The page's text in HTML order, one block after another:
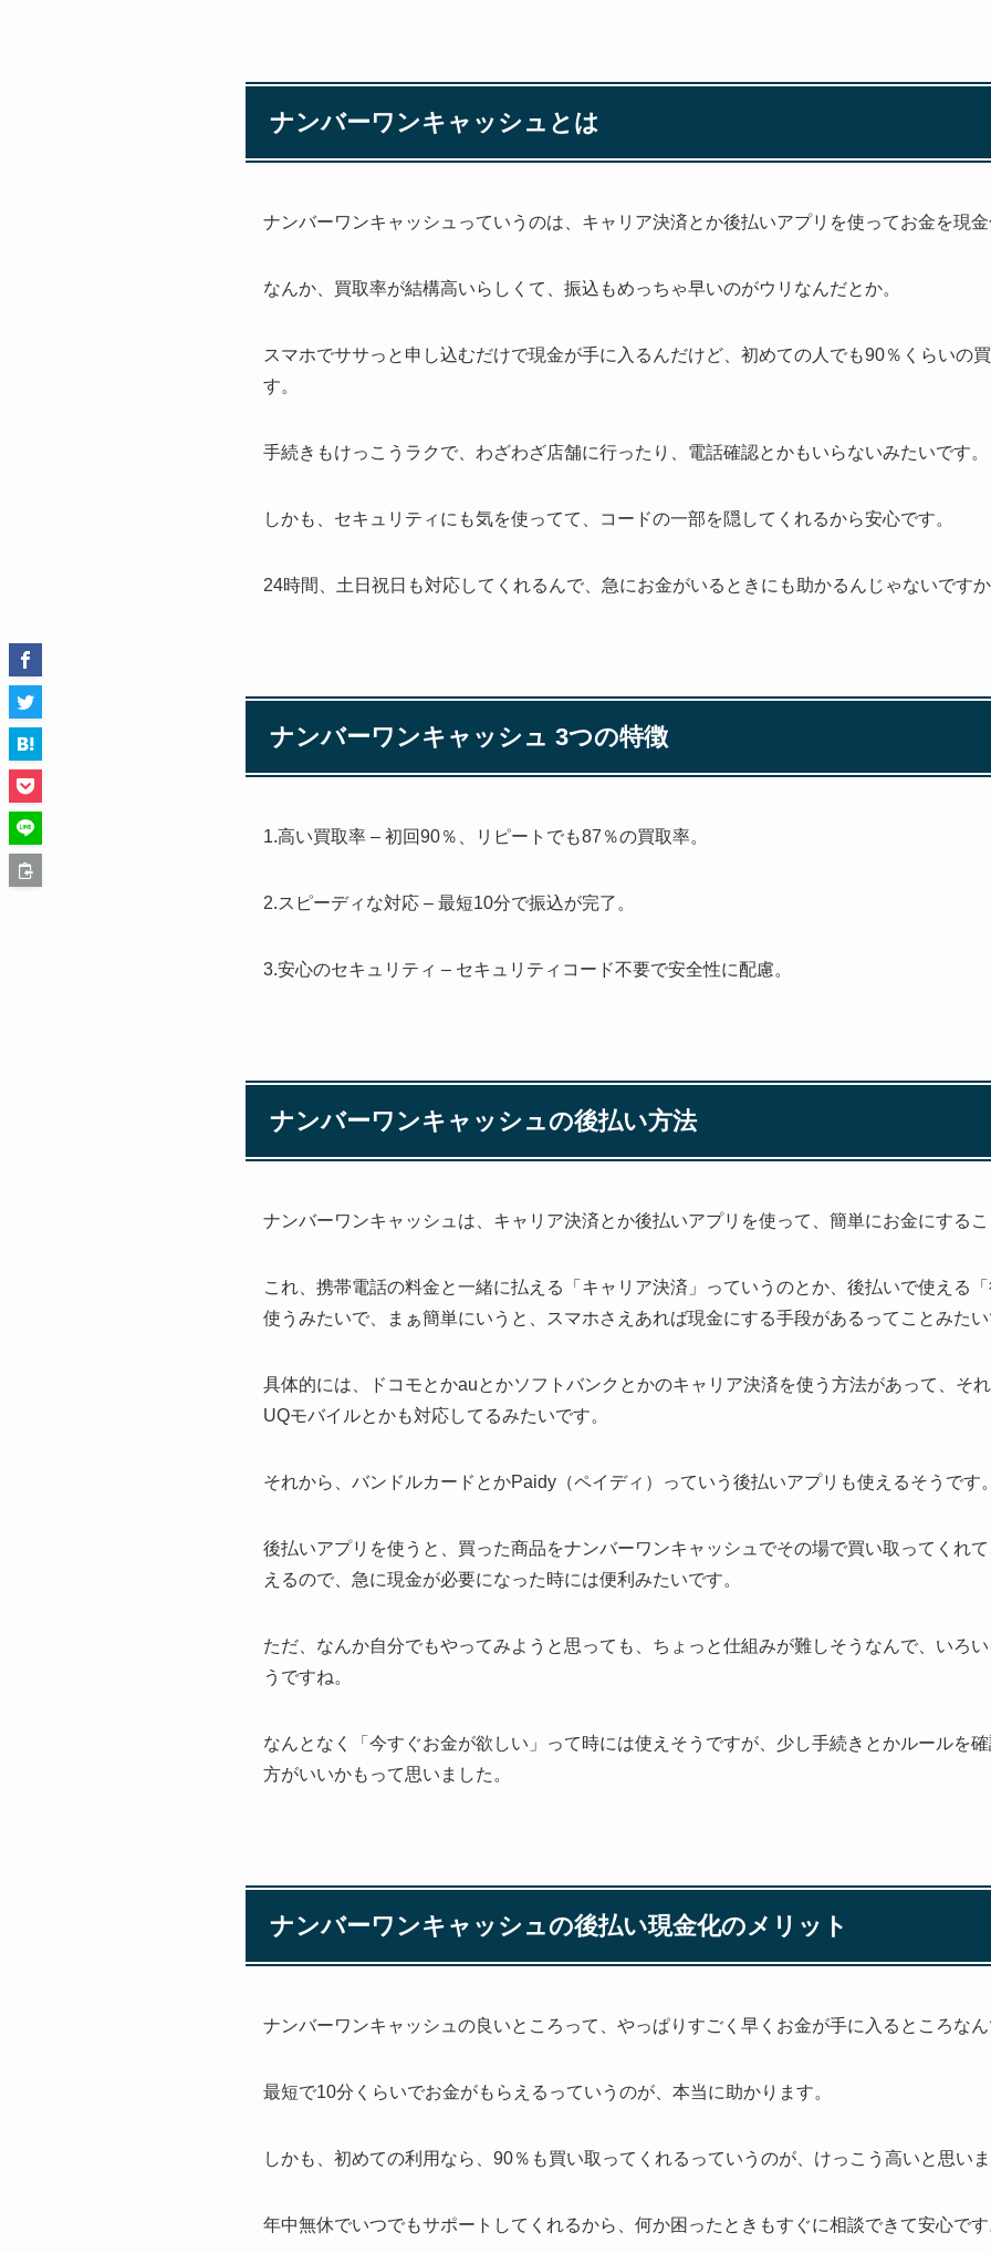
ナンバーワンキャッシュとは
ナンバーワンキャッシュっていうのは、キャリア決済とか後払いアプリを使ってお金を現金
なんか、買取率が結構高いらしくて、振込もめっちゃ早いのがウリなんだとか。
スマホでササっと申し込むだけで現金が手に入るんだけど、初めての人でも90％くらいの
す。
手続きもけっこうラクで、わざわざ店舗に行ったり、電話確認とかもいらないみたいです。
しかも、セキュリティにも気を使ってて、コードの一部を隠してくれるから安心です。
24時間、土日祝日も対応してくれるんで、急にお金がいるときにも助かるんじゃないですか
ナンバーワンキャッシュ 3つの特徴
1.高い買取率 – 初回90％、リピートでも87％の買取率。
2.スピーディな対応 – 最短10分で振込が完了。
3.安心のセキュリティ – セキュリティコード不要で安全性に配慮。
ナンバーワンキャッシュの後払い方法
ナンバーワンキャッシュは、キャリア決済とか後払いアプリを使って、簡単にお金にするこ
これ、携帯電話の料金と一緒に払える「キャリア決済」っていうのとか、後払いで使える
使うみたいで、まぁ簡単にいうと、スマホさえあれば現金にする手段があるってことみたい
具体的には、ドコモとかauとかソフトバンクとかのキャリア決済を使う方法があって、そ
UQモバイルとかも対応してるみたいです。
それから、バンドルカードとかPaidy（ペイディ）っていう後払いアプリも使えるそうです。
後払いアプリを使うと、買った商品をナンバーワンキャッシュでその場で買い取ってくれ
えるので、急に現金が必要になった時には便利みたいです。
ただ、なんか自分でもやってみようと思っても、ちょっと仕組みが難しそうなんで、いろ
うですね。
なんとなく「今すぐお金が欲しい」って時には使えそうですが、少し手続きとかルールを
方がいいかもって思いました。
ナンバーワンキャッシュの後払い現金化のメリット
ナンバーワンキャッシュの良いところって、やっぱりすごく早くお金が手に入るところなん
最短で10分くらいでお金がもらえるっていうのが、本当に助かります。
しかも、初めての利用なら、90％も買い取ってくれるっていうのが、けっこう高いと思いま
年中無休でいつでもサポートしてくれるから、何か困ったときもすぐに相談できて安心です